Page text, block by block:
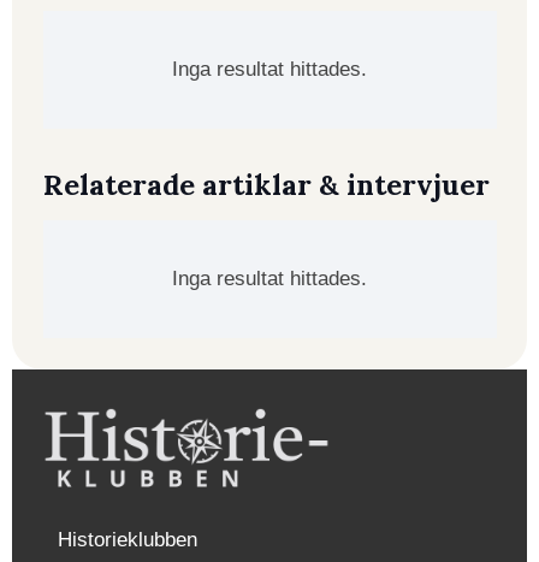
Inga resultat hittades.
Relaterade artiklar & intervjuer
Inga resultat hittades.
Historieklubben